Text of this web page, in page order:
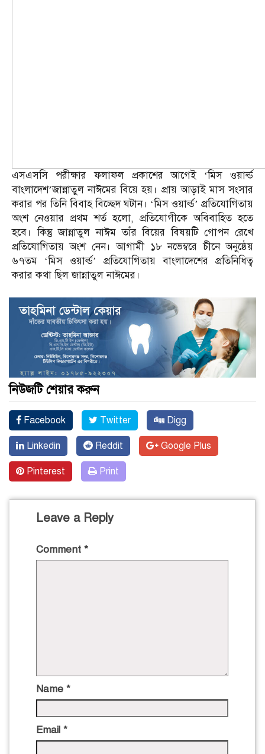
এসএসসি পরীক্ষার ফলাফল প্রকাশের আগেই ‘মিস ওয়ার্ল্ড
বাংলাদেশ’জান্নাতুল নাঈমের বিয়ে হয়। প্রায় আড়াই মাস সংসার
করার পর তিনি বিবাহ বিচ্ছেদ ঘটান। ‘মিস ওয়ার্ল্ড’ প্রতিযোগিতায়
অংশ নেওয়ার প্রথম শর্ত হলো, প্রতিযোগীকে অবিবাহিত হতে
হবে। কিন্তু জান্নাতুল নাঈম তাঁর বিয়ের বিষয়টি গোপন রেখে
প্রতিযোগিতায় অংশ নেন। আগামী ১৮ নভেম্বরে চীনে অনুষ্ঠেয়
৬৭তম ‘মিস ওয়ার্ল্ড’ প্রতিযোগিতায় বাংলাদেশের প্রতিনিধিত্ব
করার কথা ছিল জান্নাতুল নাঈমের।
নিউজটি শেয়ার করুন
Facebook Twitter Digg
Linkedin Reddit Google Plus
Pinterest Print
Leave a Reply
Comment *
Name *
Email *